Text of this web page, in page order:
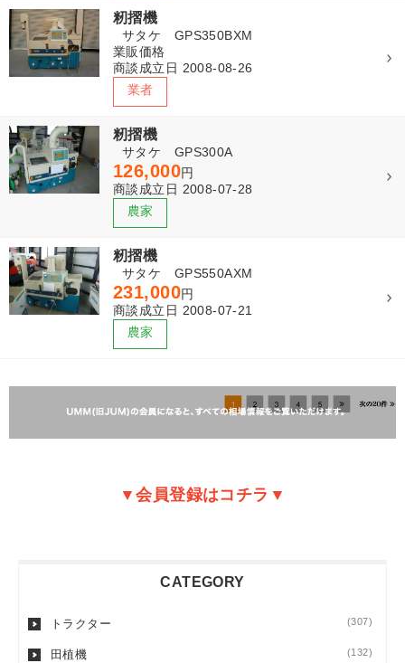
籾摺機
サタケ GPS350BXM
業販価格
商談成立日 2008-08-26
籾摺機
サタケ GPS300A
126,000円
商談成立日 2008-07-28
籾摺機
サタケ GPS550AXM
231,000円
商談成立日 2008-07-21
▼会員登録はコチラ▼
CATEGORY
トラクター (307)
田植機 (132)